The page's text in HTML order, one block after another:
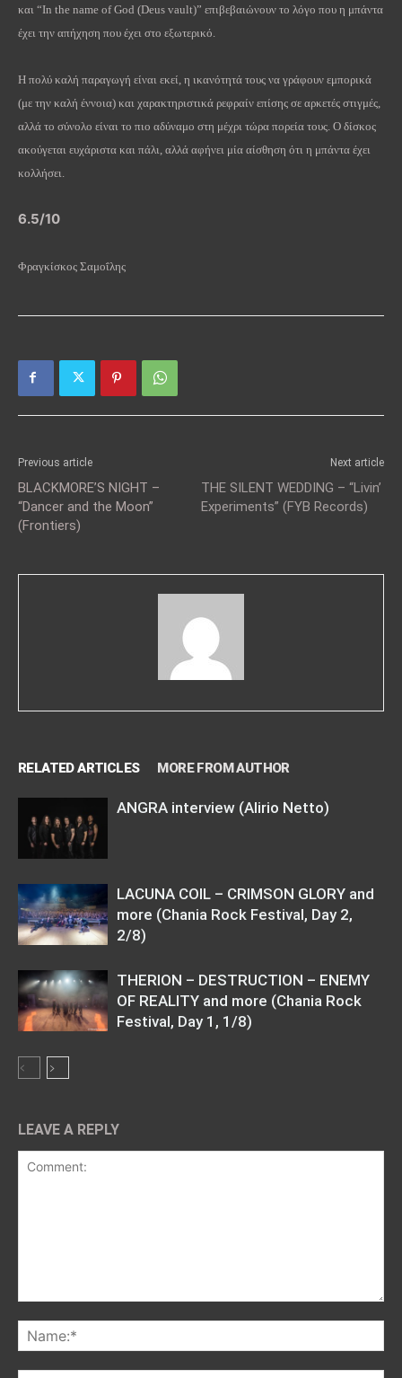
και “In the name of God (Deus vault)” επιβεβαιώνουν το λόγο που η μπάντα
έχει την απήχηση που έχει στο εξωτερικό.
Η πολύ καλή παραγωγή είναι εκεί, η ικανότητά τους να γράφουν εμπορικά
(με την καλή έννοια) και χαρακτηριστικά ρεφραίν επίσης σε αρκετές στιγμές,
αλλά το σύνολο είναι το πιο αδύναμο στη μέχρι τώρα πορεία τους. Ο δίσκος
ακούγεται ευχάριστα και πάλι, αλλά αφήνει μία αίσθηση ότι η μπάντα έχει
κολλήσει.
6.5/10
Φραγκίσκος Σαμοΐλης
Previous article
BLACKMORE’S NIGHT –
“Dancer and the Moon”
(Frontiers)
Next article
THE SILENT WEDDING – “Livin’
Experiments” (FYB Records)
RELATED ARTICLES MORE FROM AUTHOR
ANGRA interview (Alirio Netto)
LACUNA COIL – CRIMSON GLORY and
more (Chania Rock Festival, Day 2,
2/8)
THERION – DESTRUCTION – ENEMY
OF REALITY and more (Chania Rock
Festival, Day 1, 1/8)
LEAVE A REPLY